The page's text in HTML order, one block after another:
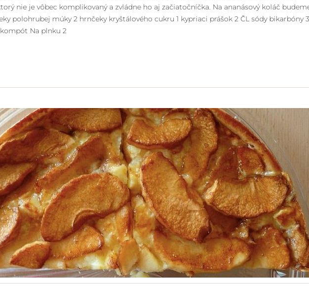
nie je vôbec komplikovaný a zvládne ho aj začiatočníčka. Na ananásový koláč
polohrubej múky 2 hrnčeky kryštálového cukru 1 kypriaci prášok 2 ČL sódy bikarbóny 3
Na plnku 2